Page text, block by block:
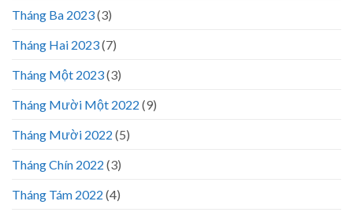
Tháng Ba 2023(3)
Tháng Hai 2023(7)
Tháng Một 2023(3)
Tháng Mười Một 2022 (9)
Tháng Mười 2022 (5)
Tháng Chín 2022 (3)
Tháng Tám 2022 (4)